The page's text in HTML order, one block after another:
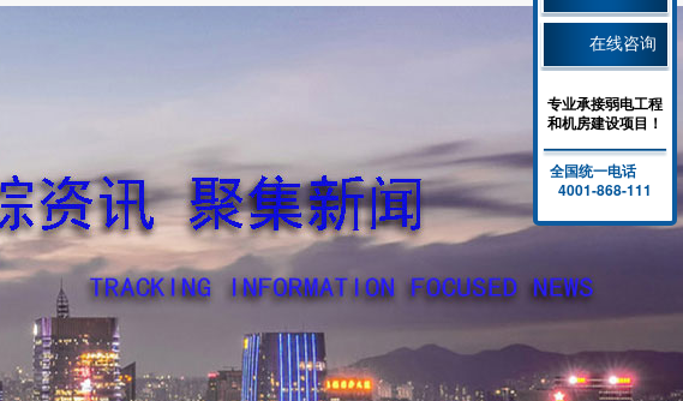
在线咨询
专业承接弱电工程
和机房建设项目！
全国统一电话
4001-868-111